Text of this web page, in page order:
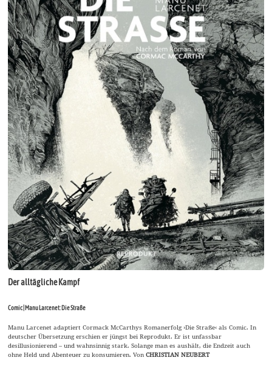
Der alltägliche Kampf
Comic | Manu Larcenet: Die Straße
Manu Larcenet adaptiert Cormack McCarthys Romanerfolg ›Die Straße‹ als Comic. In
deutscher Übersetzung erschien er jüngst bei Reprodukt. Er ist unfassbar
desillusionierend – und wahnsinnig stark. Solange man es aushält, die Endzeit auch
ohne Held und Abenteuer zu konsumieren. VonCHRISTIAN NEUBERT